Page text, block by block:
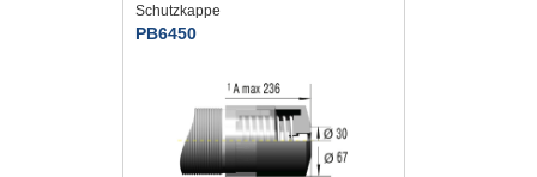
Schutzkappe
PB6450